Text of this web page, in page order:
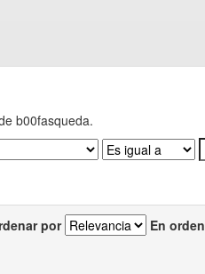
b00fasqueda.
por En orden